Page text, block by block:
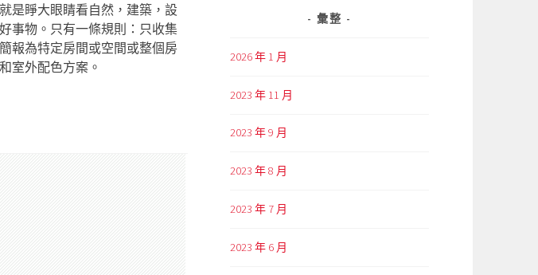
是睜大眼睛看自然，建築，設
事物。只有一條規則：只收集
報為特定房間或空間或整個房
室外配色方案。
彙整
2026 年 1 月
2023 年 11 月
2023 年 9 月
2023 年 8 月
2023 年 7 月
2023 年 6 月